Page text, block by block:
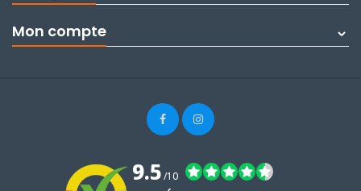
Mon compte
9.5/10